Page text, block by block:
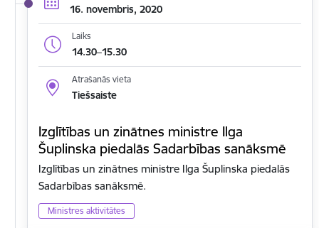
16. novembris, 2020
Laiks
14.30–15.30
Atrašanās vieta
Tiešsaiste
Izglītības un zinātnes ministre Ilga
Šuplinska piedalās Sadarbības sanāksmē
Izglītības un zinātnes ministre Ilga Šuplinska piedalās
Sadarbības sanāksmē.
Ministres aktivitātes